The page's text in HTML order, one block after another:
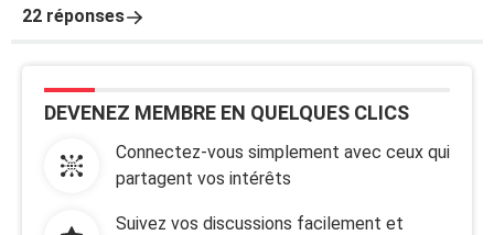
22 réponses
DEVENEZ MEMBRE EN QUELQUES CLICS
Connectez-vous simplement avec ceux qui
partagent vos intérêts
Suivez vos discussions facilement et